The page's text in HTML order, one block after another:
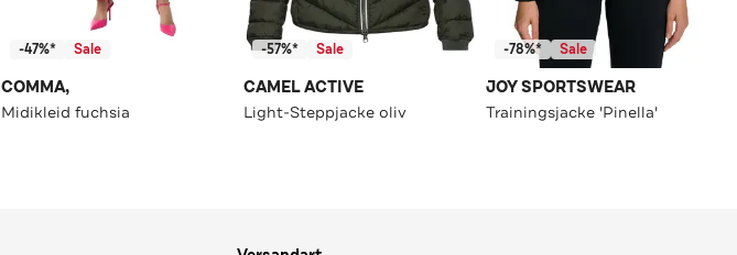
-47%* Sale
COMMA,
Midikleid fuchsia
-57%* Sale
CAMEL ACTIVE
Light-Steppjacke oliv
-78%* Sale
JOY SPORTSWEAR
Trainingsjacke 'Pinella'